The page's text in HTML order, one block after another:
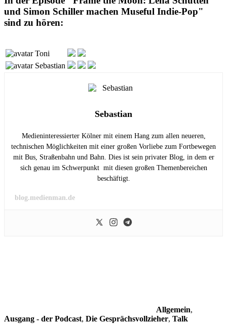
und Simon Schiller machen Museful Indie-Pop"
sind zu hören:
Toni
Sebastian
Sebastian
Medieninteressierter Kölner mit einem Hang zum allen neueren,
technischen Möglichkeiten mit einer großen Vorliebe zum Fortbewegen
mit Bus, Straßenbahn und Bahn. Dies ist sein privater Blog, in dem er
sich genau im Schwerpunkt mit diesen großen Themenbereichen
beschäftigt.
blog.medienman.de
Allgemein,
Ausgang - der Podcast, Die Gesprächsvollzieher, Talk